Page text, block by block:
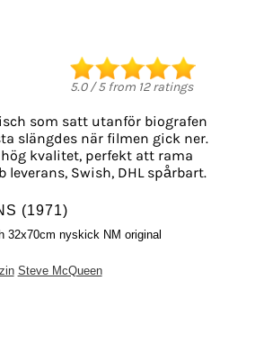
5.0/5from 12ratings
som satt utanför biografen
slängdes när filmen gick ner.
kvalitet, perfekt att rama
leverans, Swish, DHL spårbart.
(1971)
32x70cm nyskick NM original
Steve McQueen